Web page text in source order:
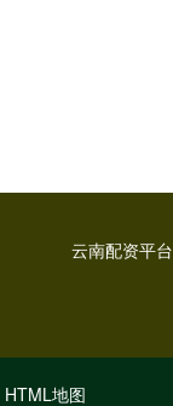
云南配资平台
HTML地图